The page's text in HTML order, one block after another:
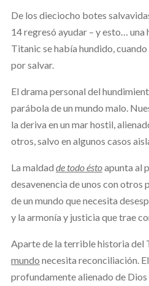
De los dieciocho botes
14 regresó ayudar – y esto… una
Titanic se había hundido,
por salvar.
El drama personal del
parábola de un mundo malo.
la deriva en un mar hostil,
otros, salvo en algunos casos
La maldad de todo éstoapunta al
desavenencia de unos con otros
de un mundo que necesita
y la armonía y justicia que trae
Aparte de la terrible historia del
mundo necesita reconciliación.
profundamente alienado de Dios